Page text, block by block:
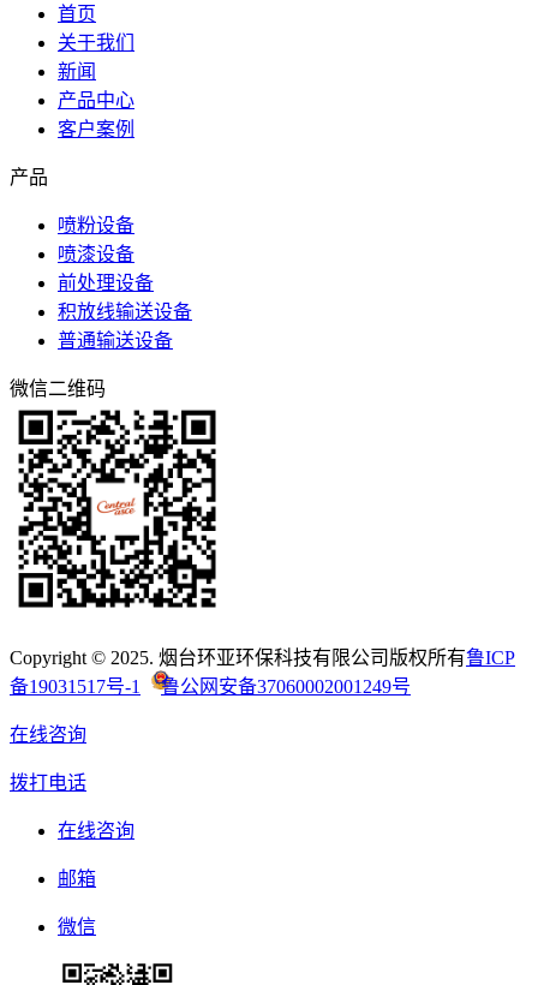
首页
关于我们
新闻
产品中心
客户案例
产品
喷粉设备
喷漆设备
前处理设备
积放线输送设备
普通输送设备
微信二维码
Copyright © 2025. 烟台环亚环保科技有限公司版权所有鲁ICP
备19031517号-1
鲁公网安备37060002001249号
在线咨询
拨打电话
在线咨询
邮箱
微信